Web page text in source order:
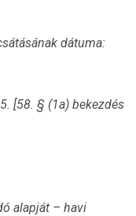
dátuma:
[58. § (1a) bekezdés
alapját – havi